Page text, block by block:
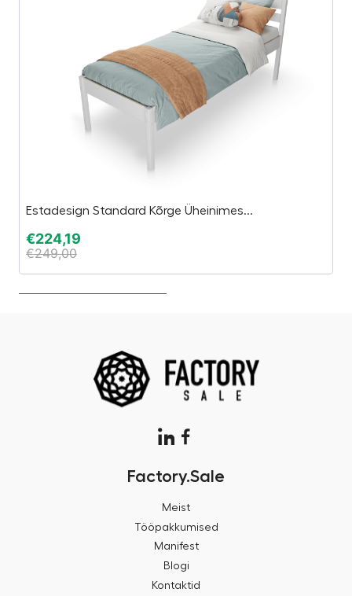
Estadesign Standard Kõrge Üheinimes...
€224,19
€249,00
Factory.Sale
Meist
Tööpakkumised
Manifest
Blogi
Kontaktid